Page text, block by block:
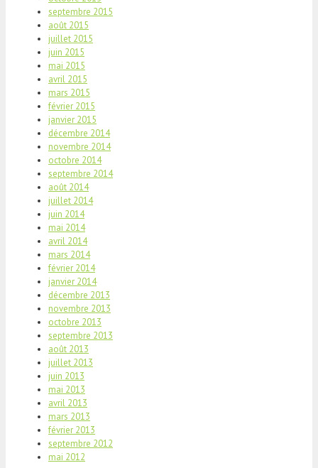
septembre 2015
août 2015
juillet 2015
juin 2015
mai 2015
avril 2015
mars 2015
février 2015
janvier 2015
décembre 2014
novembre 2014
octobre 2014
septembre 2014
août 2014
juillet 2014
juin 2014
mai 2014
avril 2014
mars 2014
février 2014
janvier 2014
décembre 2013
novembre 2013
octobre 2013
septembre 2013
août 2013
juillet 2013
juin 2013
mai 2013
avril 2013
mars 2013
février 2013
septembre 2012
mai 2012